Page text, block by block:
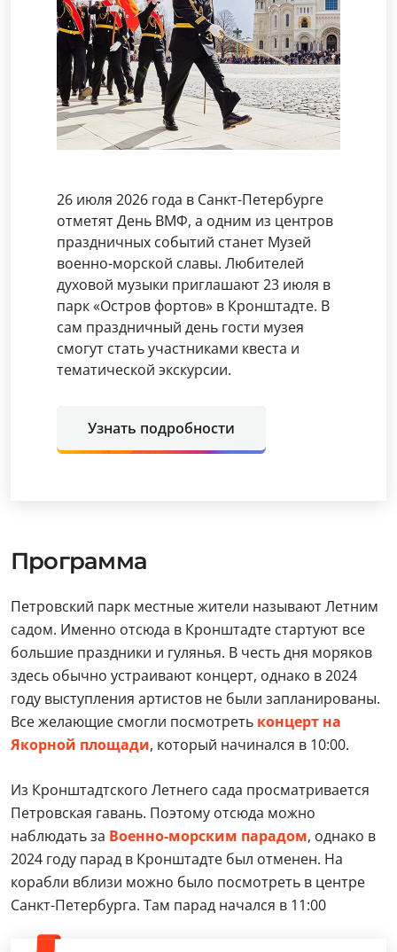
26 июля 2026 года в Санкт-Петербурге
отметят День ВМФ, а одним из центров
праздничных событий станет Музей
военно-морской славы. Любителей
духовой музыки приглашают 23 июля в
парк «Остров фортов» в Кронштадте. В
сам праздничный день гости музея
смогут стать участниками квеста и
тематической экскурсии.
Узнать подробности
Программа
Петровский парк местные жители называют Летним
садом. Именно отсюда в Кронштадте стартуют все
большие праздники и гулянья. В честь дня моряков
здесь обычно устраивают концерт, однако в 2024
году выступления артистов не были запланированы.
Все желающие смогли посмотреть концерт на
Якорной площади, который начинался в 10:00.
Из Кронштадтского Летнего сада просматривается
Петровская гавань. Поэтому отсюда можно
наблюдать за Военно-морским парадом, однако в
2024 году парад в Кронштадте был отменен. На
корабли вблизи можно было посмотреть в центре
Санкт-Петербурга. Там парад начался в 11:00